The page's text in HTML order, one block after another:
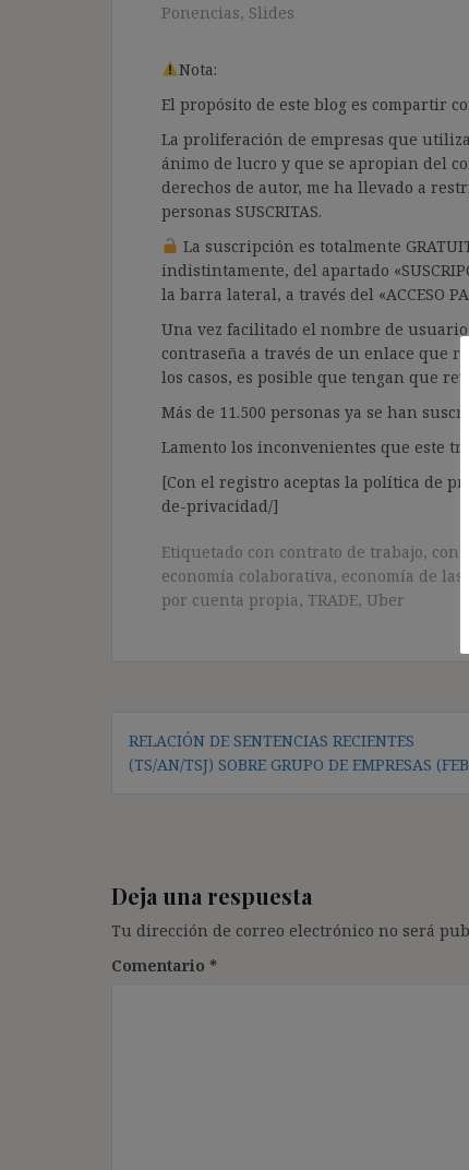
Ponencias, Slides
Nota:
El propósito de este blog es compartir
La proliferación de empresas que
ánimo de lucro y que se apropian del
derechos de autor, me ha llevado a
personas SUSCRITAS.
La suscripción es totalmente
indistintamente, del apartado
la barra lateral, a través del «ACCESO
Una vez facilitado el nombre de
contraseña a través de un enlace que
los casos, es posible que tengan que
Más de 11.500 personas ya se han
Lamento los inconvenientes que este
[Con el registro aceptas la política de
de-privacidad/]
Etiquetado con contrato de trabajo,
economía colaborativa, economía de
por cuenta propia, TRADE, Uber
Navegación
de
entradas
RELACIÓN DE SENTENCIAS RECIENTES
(TS/AN/TSJ) SOBRE GRUPO DE EMPRESAS
Deja una respuesta
Tu dirección de correo electrónico no será
Comentario *